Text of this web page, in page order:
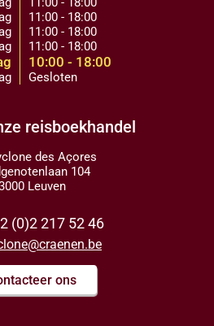
11:00 - 18:00
11:00 - 18:00
11:00 - 18:00
10:00 - 18:00
Gesloten
reisboekhandel
des Açores
104
Leuven
(0)2 217 52 46
ons